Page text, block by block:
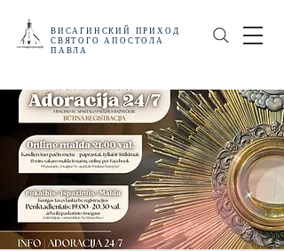
ВИСАГИНСКИЙ
ПРИХОД
СВЯТОГО АПОСТОЛА
ПАВЛА